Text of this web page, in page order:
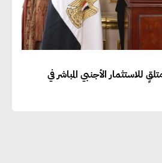
للاستثمار الأجنبي المباشر في